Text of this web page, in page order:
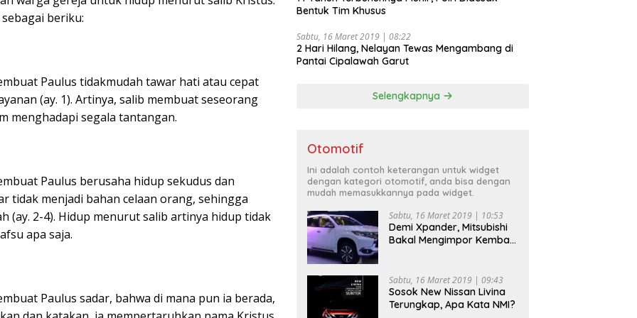
beriku:
Paulus tidakmudah tawar hati atau cepat
(ay. 1). Artinya, salib membuat seseorang
menghadapi segala tantangan.
Paulus berusaha hidup sekudus dan
tidak menjadi bahan celaan orang, sehingga
(ay. 2-4). Hidup menurut salib artinya hidup tidak
apa saja.
Paulus sadar, bahwa di mana pun ia berada,
Bentuk Tim Khusus
Sabtu, 16 Maret 2019 | 08:22
2 Hari Hilang, Nelayan Tewas Mengambang di
Pantai Cipalawah Garut
Selengkapnya
Otomotif
Ini adalah contoh keterangan untuk widget
dengan kategori otomotif, anda bisa dengan
mudah memasukkannya pada widget.
Sabtu, 16 Maret 2019 | 10:53
Demi Xpander, Mitsubishi
Bakal Mengimpor Kembali
Sabtu, 16 Maret 2019 | 09:43
Sosok New Nissan Livina
Terungkap, Apa Kata NMI?